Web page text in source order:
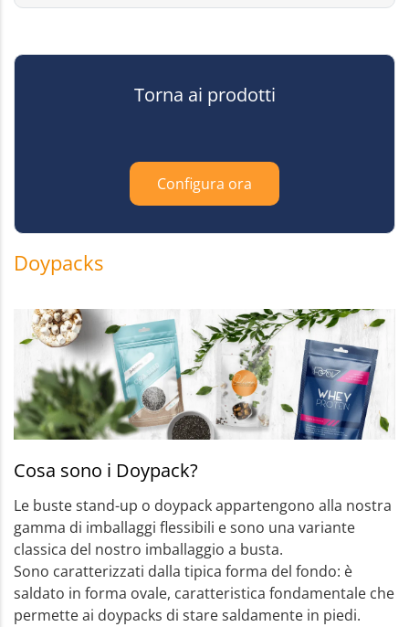
Torna ai prodotti
Configura ora
Doypacks
Cosa sono i Doypack?
Le buste stand-up o doypack appartengono alla nostra
gamma di imballaggi flessibili e sono una variante
classica del nostro imballaggio a busta.
Sono caratterizzati dalla tipica forma del fondo: è
saldato in forma ovale, caratteristica fondamentale che
permette ai doypacks di stare saldamente in piedi.